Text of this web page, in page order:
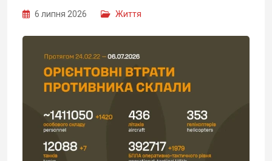
6 липня 2026 Життя